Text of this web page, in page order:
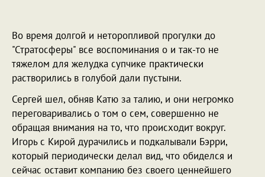
Во время долгой и неторопливой прогулки до
"Стратосферы" все воспоминания о и так-то не
тяжелом для желудка супчике практически
растворились в голубой дали пустыни.
Сергей шел, обняв Катю за талию, и они негромко
переговаривались о том о сем, совершенно не
обращая внимания на то, что происходит вокруг.
Игорь с Кирой дурачились и подкалывали Бэрри,
который периодически делал вид, что обиделся и
сейчас оставит компанию без своего ценнейшего